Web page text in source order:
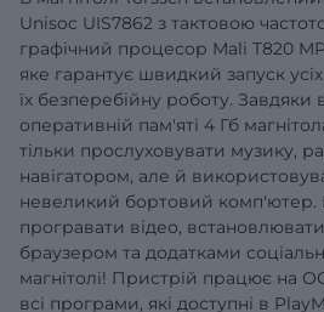
Unisoc UIS7862 з тактовою
графічний процесор Mali T820
яке гарантує швидкий запуск
їх безперебійну роботу. Завдяки
оперативній пам'яті 4 Гб
тільки прослуховувати музику,
навігатором, але й
невеликий бортовий
програвати відео,
браузером та додатками
магнітолі! Пристрій працює на
всі програми, які доступні в